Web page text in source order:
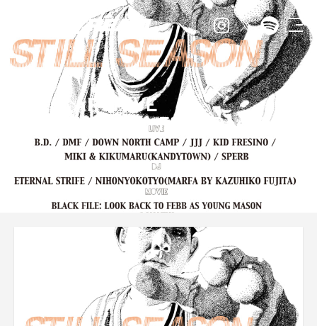
ARCHIVE
Fla$hBackS